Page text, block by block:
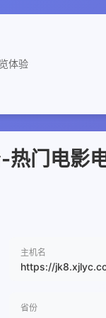
体验
热门电影
主机名
https://
省份